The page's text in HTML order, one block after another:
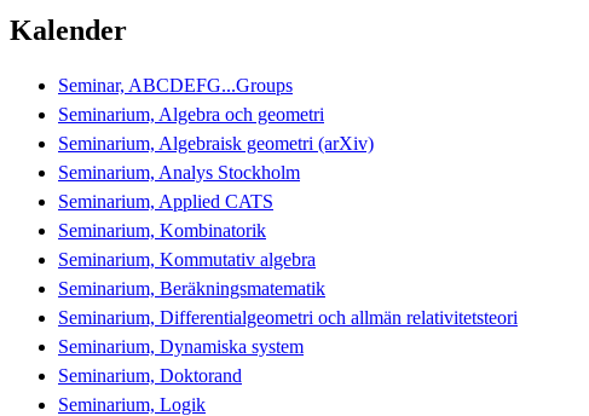
Kalender
Seminar, ABCDEFG...Groups
Seminarium, Algebra och geometri
Seminarium, Algebraisk geometri (arXiv)
Seminarium, Analys Stockholm
Seminarium, Applied CATS
Seminarium, Kombinatorik
Seminarium, Kommutativ algebra
Seminarium, Beräkningsmatematik
Seminarium, Differentialgeometri och allmän relativitetsteori
Seminarium, Dynamiska system
Seminarium, Doktorand
Seminarium, Logik